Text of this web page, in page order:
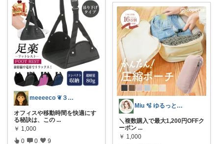
meeeeco ❦３児ママ ❦
オフィスや移動時間を快適にす
る秘訣は、この ...
￥ 1,000
0 0 9
Miu 🫧 ゆるっと自分磨き。
＼複数購入で最大1,200円OFFク
ーポン ...
￥ 1,000